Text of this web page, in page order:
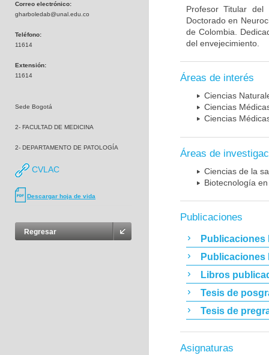
Correo electrónico:
gharboledab@unal.edu.co
Teléfono:
11614
Extensión:
11614
Sede Bogotá
2- FACULTAD DE MEDICINA
2- DEPARTAMENTO DE PATOLOGÍA
CVLAC
Descargar hoja de vida
Regresar
Profesor Titular
Doctorado en
de Colombia.
del envejecimiento.
Áreas de interés
Ciencias
Ciencias
Ciencias
Áreas de
Ciencias de la
Biotecnología
Publicaciones
Publicaciones
Publicaciones
Libros
Tesis de
Tesis de
Asignaturas